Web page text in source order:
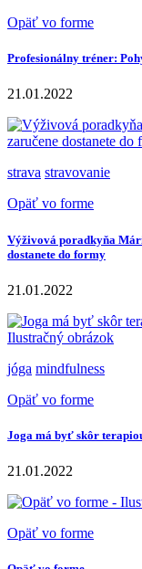
Opäť vo forme
Profesionálny tréner:
21.01.2022
strava stravovanie
Opäť vo forme
Výživová poradkyňa
dostanete do formy
21.01.2022
jóga mindfulness
Opäť vo forme
Joga má byť skôr
21.01.2022
Opäť vo forme